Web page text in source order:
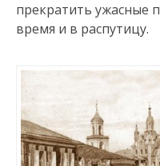
прекратить ужасные
время и в распутицу.